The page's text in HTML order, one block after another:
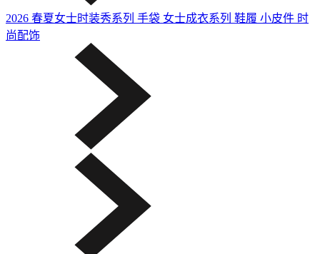
2026 春夏女士时装秀系列 手袋 女士成衣系列 鞋履 小皮件 时
尚配饰